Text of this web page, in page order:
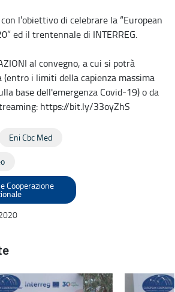
l’obiettivo di celebrare la “European
ed il trentennale di INTERREG.
al convegno, a cui si potrà
(entro i limiti della capienza massima
base dell'emergenza Covid-19) o da
https://bit.ly/33oyZhS
Eni Cbc Med
Cooperazione